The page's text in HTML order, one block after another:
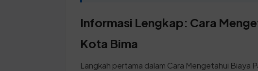
Informasi Lengkap: Cara
Kota Bima
Langkah pertama dalam Cara Mengetahui Biaya